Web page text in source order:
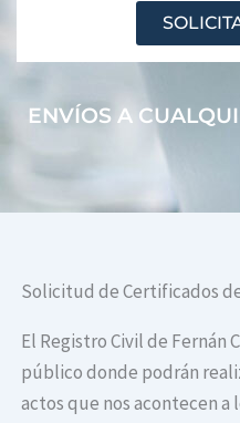
ENVÍOS A
Solicitud de Certificados
El Registro Civil de Fernán
público donde podrán
actos que nos acontecen a